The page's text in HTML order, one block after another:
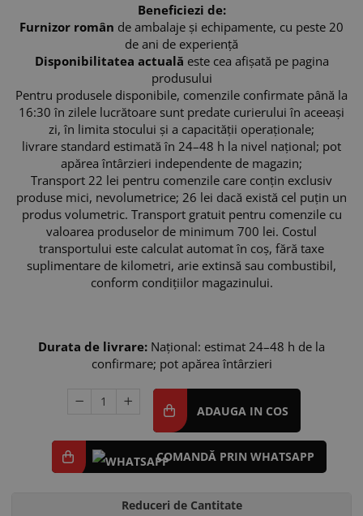
Beneficiezi de:
Furnizor român de ambalaje și echipamente, cu peste 20
de ani de experiență
Disponibilitatea actuală este cea afișată pe pagina
produsului
Pentru produsele disponibile, comenzile confirmate până la
16:30 în zilele lucrătoare sunt predate curierului în aceeași
zi, în limita stocului și a capacității operaționale;
livrare standard estimată în 24–48 h la nivel național; pot
apărea întârzieri independente de magazin;
Transport 22 lei pentru comenzile care conțin exclusiv
produse mici, nevolumetrice; 26 lei dacă există cel puțin un
produs volumetric. Transport gratuit pentru comenzile cu
valoarea produselor de minimum 700 lei. Costul
transportului este calculat automat în coș, fără taxe
suplimentare de kilometri, arie extinsă sau combustibil,
conform condițiilor magazinului.
Durata de livrare: Național: estimat 24–48 h de la
confirmare; pot apărea întârzieri
ADAUGA IN COS
COMANDĂ PRIN WHATSAPP
Reduceri de Cantitate